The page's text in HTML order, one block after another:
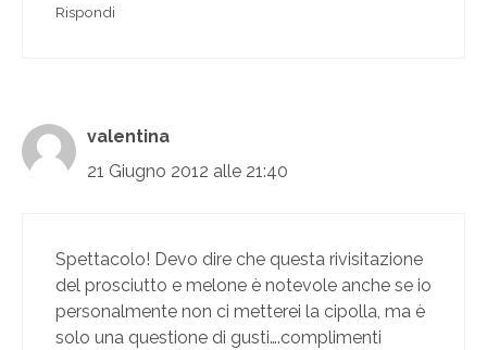
Rispondi
valentina
21 Giugno 2012 alle 21:40
Spettacolo! Devo dire che questa rivisitazione
del prosciutto e melone è notevole anche se io
personalmente non ci metterei la cipolla, ma è
solo una questione di gusti….complimenti